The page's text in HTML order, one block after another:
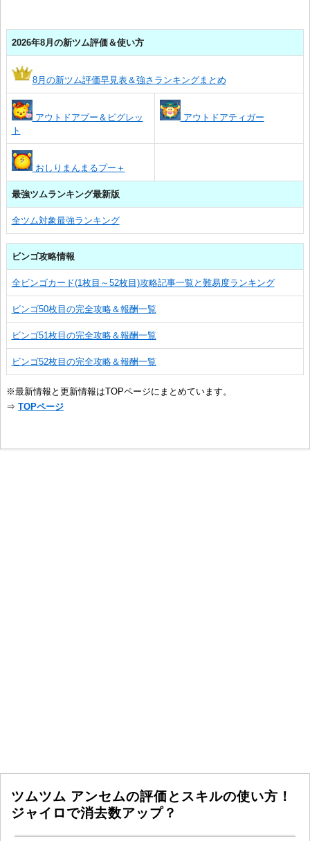
2026年8月の新ツム評価＆使い方
8月の新ツム評価早見表＆強さランキングまとめ
アウトドアプー＆ピグレッ
ト
アウトドアティガー
おしりまんまるプー＋
最強ツムランキング最新版
全ツム対象最強ランキング
ビンゴ攻略情報
全ビンゴカード(1枚目～52枚目)攻略記事一覧と難易度ランキング
ビンゴ50枚目の完全攻略＆報酬一覧
ビンゴ51枚目の完全攻略＆報酬一覧
ビンゴ52枚目の完全攻略＆報酬一覧
※最新情報と更新情報はTOPページにまとめています。
⇒ TOPページ
ツムツム アンセムの評価とスキルの使い方！
ジャイロで消去数アップ？